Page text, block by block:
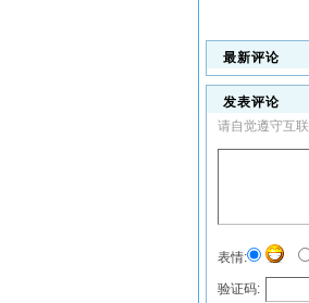
最新评论
发表评论
请自觉遵守互
表情:
验证码: